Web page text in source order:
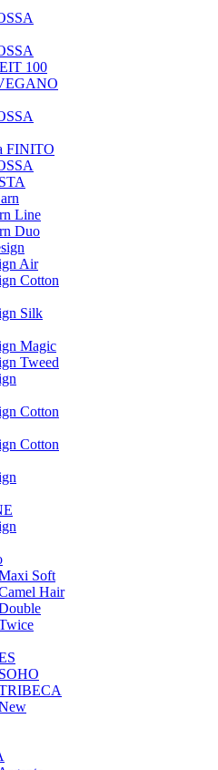
100
FINITO
Line
Duo
Air
Cotton
Silk
Magic
Tweed
Cotton
Cotton
Soft
Hair